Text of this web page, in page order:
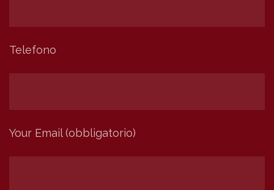
Telefono
Your Email (obbligatorio)